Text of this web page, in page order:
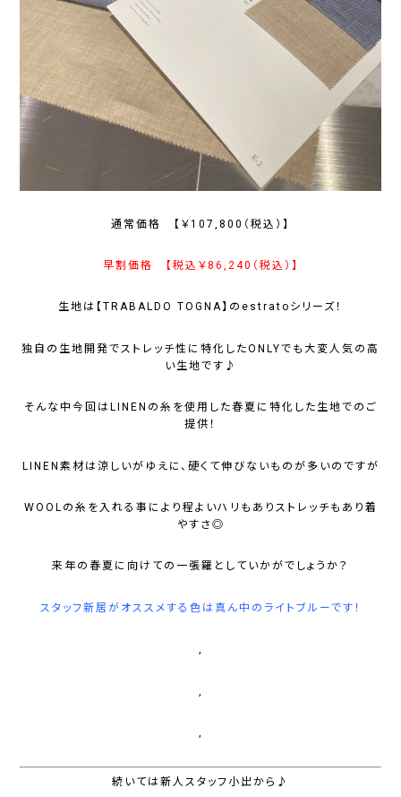
通常価格 【￥107,800（税込）】
早割価格 【税込￥86,240（税込）】
生地は【TRABALDO TOGNA】のestratoシリーズ！
独自の生地開発でストレッチ性に特化したONLYでも大変人気の高
い生地です♪
そんな中今回はLINENの糸を使用した春夏に特化した生地でのご
提供！
LINEN素材は涼しいがゆえに、硬くて伸びないものが多いのですが
WOOLの糸を入れる事により程よいハリもありストレッチもあり着
やすさ◎
来年の春夏に向けての一張羅としていかがでしょうか？
スタッフ新居がオススメする色は真ん中のライトブルーです！
,
,
続いては新人スタッフ小出から♪